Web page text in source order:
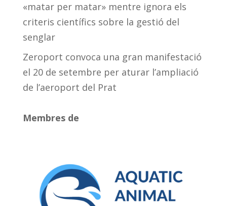
«matar per matar» mentre ignora els
criteris científics sobre la gestió del
senglar
Zeroport convoca una gran manifestació
el 20 de setembre per aturar l’ampliació
de l’aeroport del Prat
Membres de